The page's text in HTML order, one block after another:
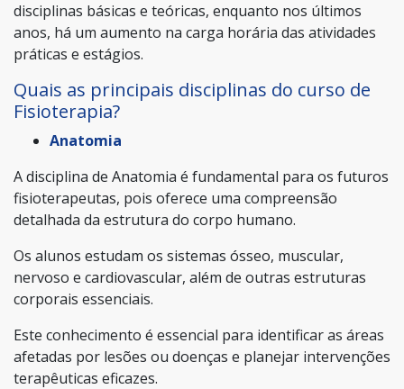
disciplinas básicas e teóricas, enquanto nos últimos
anos, há um aumento na carga horária das atividades
práticas e estágios.
Quais as principais disciplinas do curso de
Fisioterapia?
Anatomia
A disciplina de Anatomia é fundamental para os futuros
fisioterapeutas, pois oferece uma compreensão
detalhada da estrutura do corpo humano.
Os alunos estudam os sistemas ósseo, muscular,
nervoso e cardiovascular, além de outras estruturas
corporais essenciais.
Este conhecimento é essencial para identificar as áreas
afetadas por lesões ou doenças e planejar intervenções
terapêuticas eficazes.